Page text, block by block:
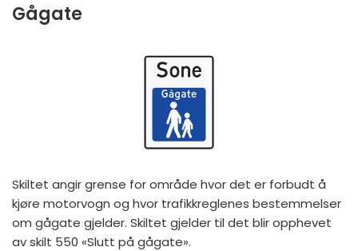
Gågate
Skiltet angir grense for område hvor det er forbudt å
kjøre motorvogn og hvor trafikkreglenes bestemmelser
om gågate gjelder. Skiltet gjelder til det blir opphevet
av skilt 550 «Slutt på gågate».